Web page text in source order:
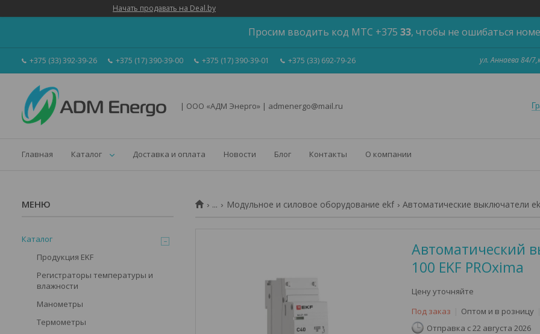
Начать продавать на Deal.by
Просим вводить код МТС +375 33, чтобы не ошибаться
+375 (33) 392-39-26 +375 (17) 390-39-00 +375 (17) 390-39-01 +375 (33) 692-79-26 ул. Аннаева 84/
| ООО «АДМ Энерго» | admenergo@mail.ru
Главная Каталог Доставка и оплата Новости Блог Контакты О компании
... Модульное и силовое оборудование ekf Автоматические выключатели
Автоматический
100 EKF PROxima
Цену уточняйте
Под заказ
Оптом и в розницу
Отправка с 22 августа 2026
Каталог
Продукция EKF
Регистраторы температуры и
влажности
Манометры
Термометры